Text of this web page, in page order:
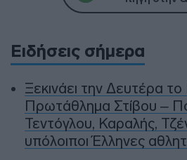
Ειδήσεις σήμερα
Ξεκινάει την Δευτέρα
Πρωτάθλημα Στίβου –
Τεντόγλου, Καραλής,
υπόλοιποι Έλληνες